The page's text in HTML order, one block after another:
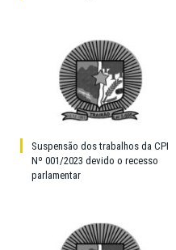
Suspensão dos trabalhos da CPI
Nº 001/2023 devido o recesso
parlamentar